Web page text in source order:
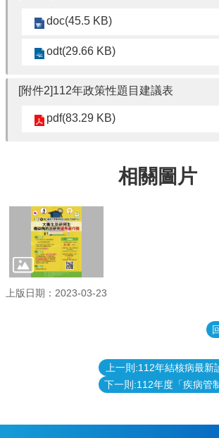
doc(45.5 KB)
odt(29.66 KB)
[附件2]112年政策性題目建議表
pdf(83.29 KB)
相關圖片
上版日期：2023-03-23
上一則:112年結核病最新